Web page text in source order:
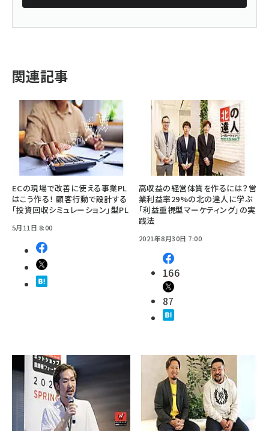
関連記事
ECの現場で改善に使える事業PL
はこう作る！ 顧客行動で設計する
「投資回収シミュレーション」型PL
5月11日 8:00
高収益の経営体質を作るには？営
業利益率29%の北の達人に学ぶ
「利益重視型マーケティング」の実
践法
2021年8月30日 7:00
166
87